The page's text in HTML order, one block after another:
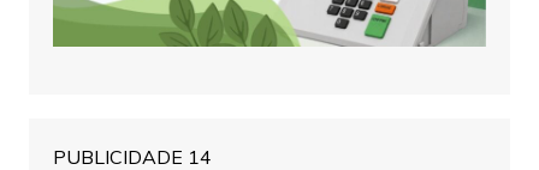
PUBLICIDADE 14